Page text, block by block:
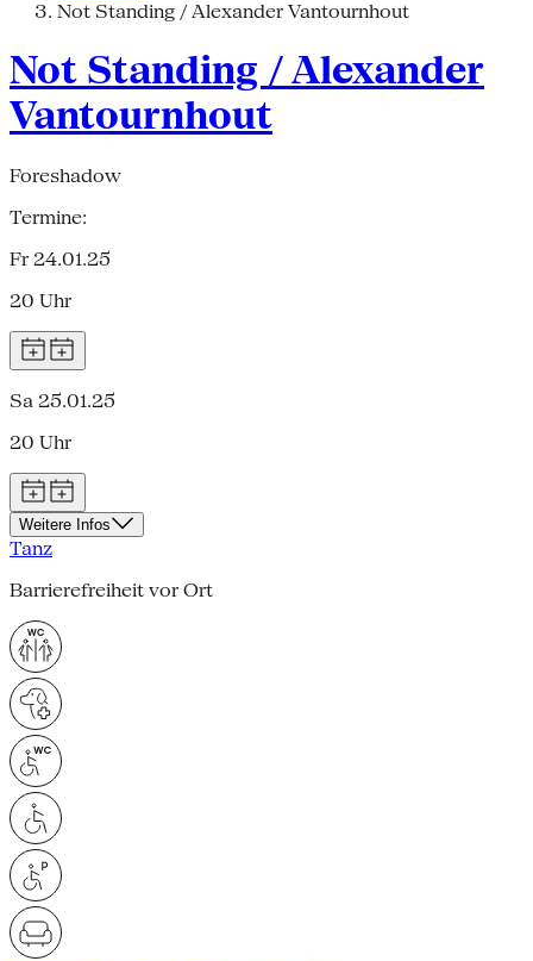
Not Standing / Alexander Vantournhout
Not Standing / Alexander
Vantournhout
Foreshadow
Termine:
Fr 24.01.25
20 Uhr
Sa 25.01.25
20 Uhr
Weitere Infos
Tanz
Barrierefreiheit vor Ort